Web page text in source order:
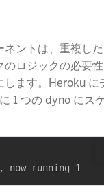
ントは、重複し
のロジックの必要
します。Heroku に
1 つの dyno にス